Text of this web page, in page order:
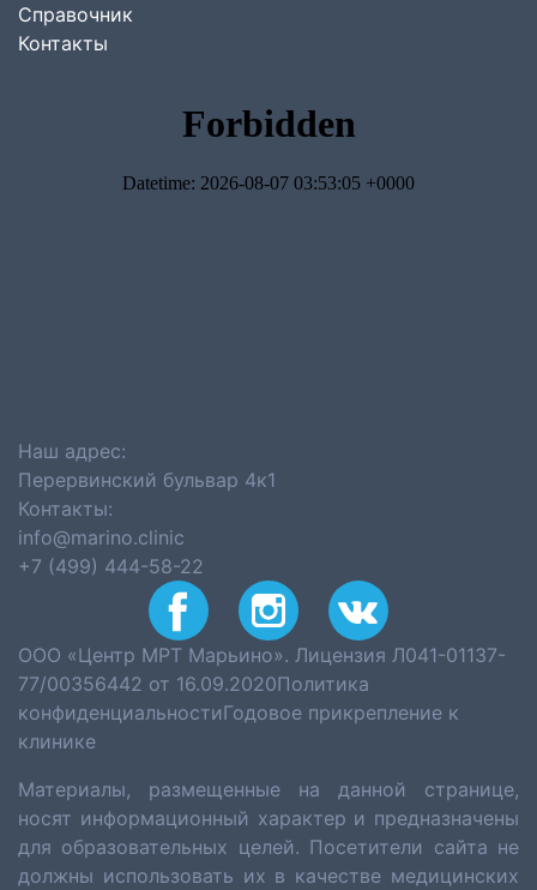
Справочник
Контакты
Наш адрес:
Перервинский бульвар 4к1
Контакты:
info@marino.clinic
+7 (499) 444-58-22
ООО «Центр МРТ Марьино». Лицензия Л041-01137-
77/00356442 от 16.09.2020Политика
конфиденциальностиГодовое прикрепление к
клинике
Материалы, размещенные на данной странице,
носят информационный характер и предназначены
для образовательных целей. Посетители сайта не
должны использовать их в качестве медицинских